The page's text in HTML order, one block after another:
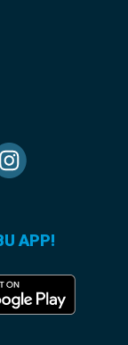
APP!